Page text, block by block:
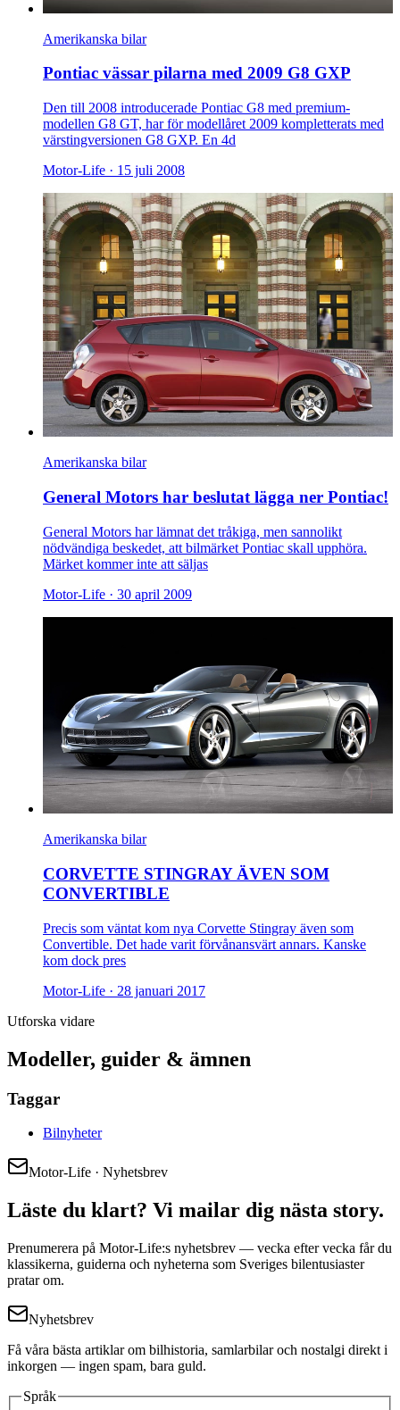
Amerikanska bilar
Pontiac vässar pilarna med 2009 G8 GXP
Den till 2008 introducerade Pontiac G8 med premium-
modellen G8 GT, har för modellåret 2009 kompletterats med
värstingversionen G8 GXP. En 4d
Motor-Life · 15 juli 2008
Amerikanska bilar
General Motors har beslutat lägga ner Pontiac!
General Motors har lämnat det tråkiga, men sannolikt
nödvändiga beskedet, att bilmärket Pontiac skall upphöra.
Märket kommer inte att säljas
Motor-Life · 30 april 2009
Amerikanska bilar
CORVETTE STINGRAY ÄVEN SOM
CONVERTIBLE
Precis som väntat kom nya Corvette Stingray även som
Convertible. Det hade varit förvånansvärt annars. Kanske
kom dock pres
Motor-Life · 28 januari 2017
Utforska vidare
Modeller, guider & ämnen
Taggar
Bilnyheter
Motor-Life · Nyhetsbrev
Läste du klart? Vi mailar dig nästa story.
Prenumerera på Motor-Life:s nyhetsbrev — vecka efter vecka får du
klassikerna, guiderna och nyheterna som Sveriges bilentusiaster
pratar om.
Nyhetsbrev
Få våra bästa artiklar om bilhistoria, samlarbilar och nostalgi direkt i
inkorgen — ingen spam, bara guld.
Språk